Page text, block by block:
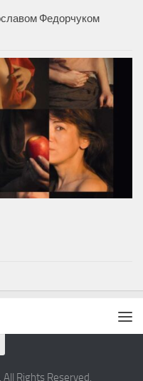
Федорчуком
All Rights Reserved.